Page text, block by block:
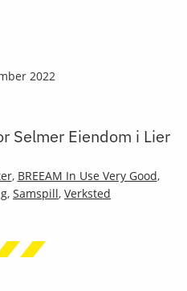
2022
Selmer Eiendom i Lier
, BREEAM In Use Very Good,
, Samspill, Verksted